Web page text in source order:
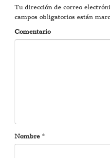
Tu dirección de correo
campos obligatorios están
Comentario
Nombre *